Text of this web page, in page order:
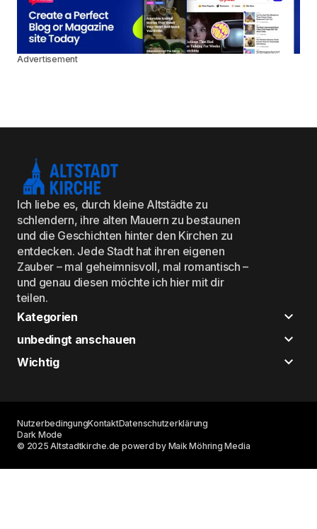
Advertisement
Ich liebe es, durch kleine Altstädte zu
schlendern, ihre alten Mauern zu bestaunen
und die Geschichten hinter den Kirchen zu
entdecken. Jede Stadt hat ihren eigenen
Zauber – mal geheimnisvoll, mal romantisch –
und genau diesen möchte ich hier mit dir
teilen.
Kategorien
unbedingt anschauen
Wichtig
© 2025 Altstadtkirche.de powerd by Maik Möhring Media
NutzerbedingungKontaktDatenschutzerklärung
Dark Mode